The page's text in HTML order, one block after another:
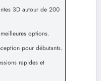
3D autour de 200
options.
pour débutants.
rapides et